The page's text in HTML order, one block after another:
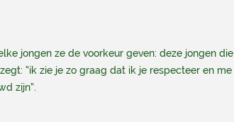
jongen ze de voorkeur geven: deze jongen die
“ik zie je zo graag dat ik je respecteer en me
zijn”.